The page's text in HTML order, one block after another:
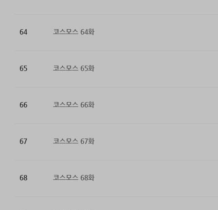
64 코스모스 64화
65 코스모스 65화
66 코스모스 66화
67 코스모스 67화
68 코스모스 68화